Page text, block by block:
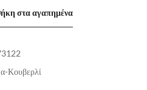
στα αγαπημένα
Κουβερλί